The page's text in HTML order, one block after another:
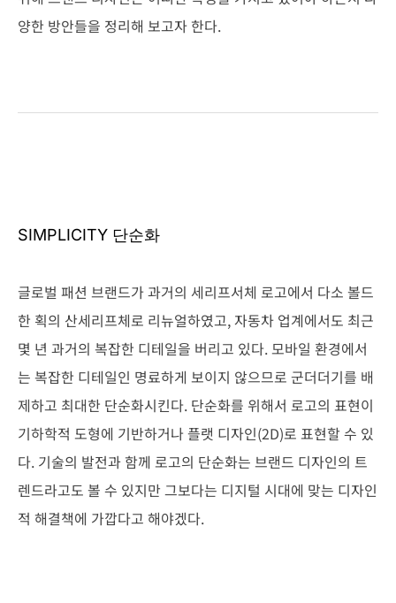
양한 방안들을 정리해 보고자 한다.
SIMPLICITY 단순화
글로벌 패션 브랜드가 과거의 세리프서체 로고에서 다소 볼드
한 획의 산세리프체로 리뉴얼하였고, 자동차 업계에서도 최근
몇 년 과거의 복잡한 디테일을 버리고 있다. 모바일 환경에서
는 복잡한 디테일인 명료하게 보이지 않으므로 군더더기를 배
제하고 최대한 단순화시킨다. 단순화를 위해서 로고의 표현이
기하학적 도형에 기반하거나 플랫 디자인(2D)로 표현할 수 있
다. 기술의 발전과 함께 로고의 단순화는 브랜드 디자인의 트
렌드라고도 볼 수 있지만 그보다는 디지털 시대에 맞는 디자인
적 해결책에 가깝다고 해야겠다.